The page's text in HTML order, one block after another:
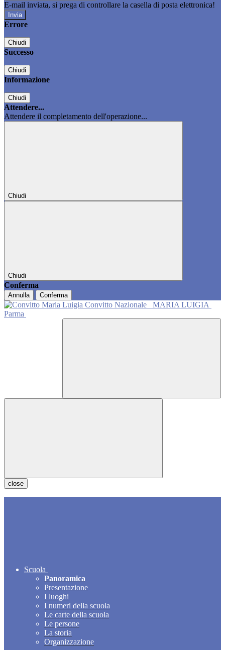
E-mail inviata, si prega di controllare la casella di posta elettronica!
Errore
Chiudi
Successo
Chiudi
Informazione
Chiudi
Attendere...
Attendere il completamento dell'operazione...
Chiudi
Chiudi
Conferma
Annulla Conferma
Convitto Nazionale
MARIA LUIGIA
Parma
close
Scuola
Panoramica
Presentazione
I luoghi
I numeri della scuola
Le carte della scuola
Le persone
La storia
Organizzazione